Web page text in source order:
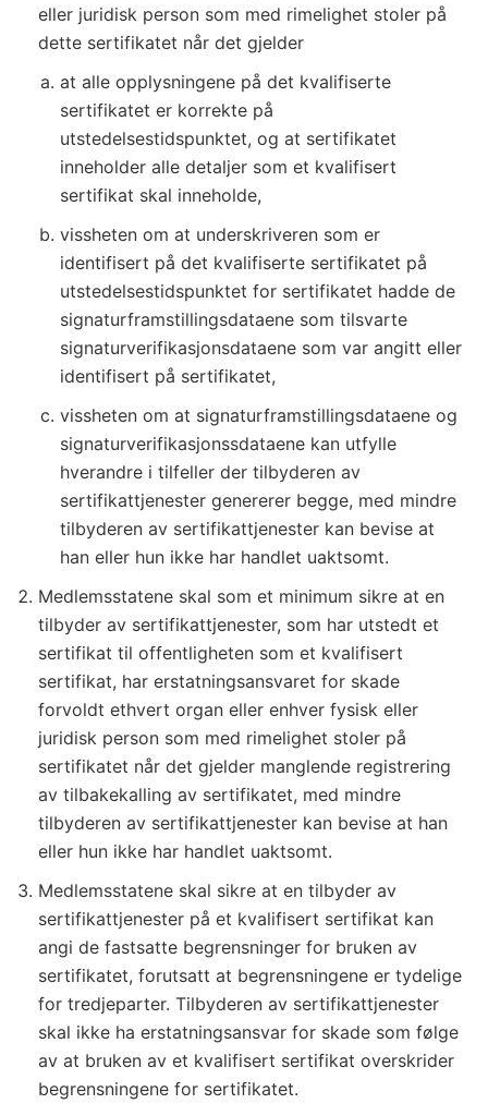
eller juridisk person som med rimelighet stoler på
dette sertifikatet når det gjelder
at alle opplysningene på det kvalifiserte
sertifikatet er korrekte på
utstedelsestidspunktet, og at sertifikatet
inneholder alle detaljer som et kvalifisert
sertifikat skal inneholde,
vissheten om at underskriveren som er
identifisert på det kvalifiserte sertifikatet på
utstedelsestidspunktet for sertifikatet hadde de
signaturframstillingsdataene som tilsvarte
signaturverifikasjonsdataene som var angitt eller
identifisert på sertifikatet,
vissheten om at signaturframstillingsdataene og
signaturverifikasjonssdataene kan utfylle
hverandre i tilfeller der tilbyderen av
sertifikattjenester genererer begge, med mindre
tilbyderen av sertifikattjenester kan bevise at
han eller hun ikke har handlet uaktsomt.
Medlemsstatene skal som et minimum sikre at en
tilbyder av sertifikattjenester, som har utstedt et
sertifikat til offentligheten som et kvalifisert
sertifikat, har erstatningsansvaret for skade
forvoldt ethvert organ eller enhver fysisk eller
juridisk person som med rimelighet stoler på
sertifikatet når det gjelder manglende registrering
av tilbakekalling av sertifikatet, med mindre
tilbyderen av sertifikattjenester kan bevise at han
eller hun ikke har handlet uaktsomt.
Medlemsstatene skal sikre at en tilbyder av
sertifikattjenester på et kvalifisert sertifikat kan
angi de fastsatte begrensninger for bruken av
sertifikatet, forutsatt at begrensningene er tydelige
for tredjeparter. Tilbyderen av sertifikattjenester
skal ikke ha erstatningsansvar for skade som følge
av at bruken av et kvalifisert sertifikat overskrider
begrensningene for sertifikatet.